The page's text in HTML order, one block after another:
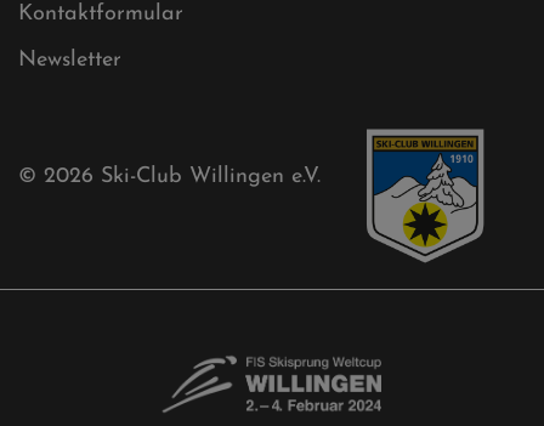
Free-Willis gesucht!
Kontaktformular